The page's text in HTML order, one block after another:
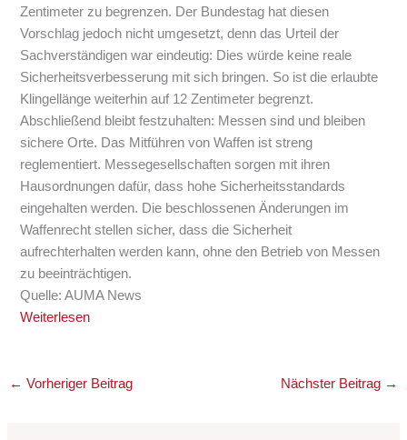
Zentimeter zu begrenzen. Der Bundestag hat diesen
Vorschlag jedoch nicht umgesetzt, denn das Urteil der
Sachverständigen war eindeutig: Dies würde keine reale
Sicherheitsverbesserung mit sich bringen. So ist die erlaubte
Klingellänge weiterhin auf 12 Zentimeter begrenzt.
Abschließend bleibt festzuhalten: Messen sind und bleiben
sichere Orte. Das Mitführen von Waffen ist streng
reglementiert. Messegesellschaften sorgen mit ihren
Hausordnungen dafür, dass hohe Sicherheitsstandards
eingehalten werden. Die beschlossenen Änderungen im
Waffenrecht stellen sicher, dass die Sicherheit
aufrechterhalten werden kann, ohne den Betrieb von Messen
zu beeinträchtigen.
Quelle: AUMA News
Weiterlesen
← Vorheriger Beitrag Nächster Beitrag →